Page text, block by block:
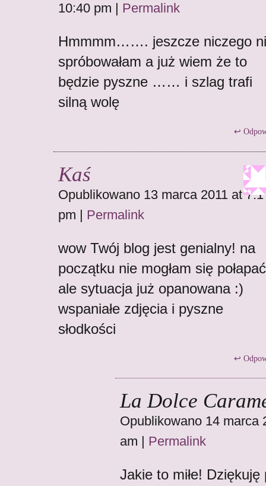
10:40 pm | Permalink
Hmmmm……. jeszcze niczego
spróbowałam a już wiem że to
będzie pyszne …… i szlag trafi
silną wolę
Kaś
Opublikowano 13 marca 2011 at
pm | Permalink
wow Twój blog jest genialny! na
początku nie mogłam się
ale sytuacja już opanowana :)
wspaniałe zdjęcia i pyszne
słodkości
La Dolce
Opublikowano 14 marca
am | Permalink
Jakie to miłe!